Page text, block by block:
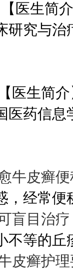
医生简
研究与
医生简
医药信
牛皮癣
，经常便
盲目治疗
不等的丘
皮癣护